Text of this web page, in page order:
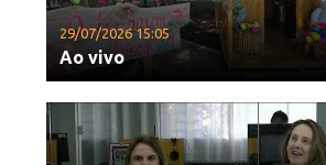
29/07/2026 15:05
Ao vivo